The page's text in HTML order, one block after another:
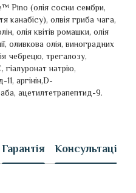
Pino (олія сосни сембри,
канабісу), олвія гриба чага,
олія квітів ромашки, олія
оливкова олія, виноградних
чебрецю, трегалозу,
натрію,
аргінін,D-
ацетилтетрапептид-9.
Гарантія Консультація